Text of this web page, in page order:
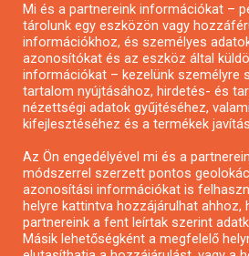
Pályázatírás civil szervezeteknek
Pályázatírás önkormányzatoknak
Pályázatfigyelés
Specifikus pályázatfigyelés vagy
Pályázatok magánszemélyeknek
Pályázatok civil szervezeteknek
Mi és a partnereink információkat –
tárolunk egy eszközön vagy
információkhoz, és személyes
azonosítókat és az eszköz által
információkat – kezelünk személyre
tartalom nyújtásához, hirdetés- és
nézettségi adatok gyűjtéséhez,
kifejlesztéséhez és a termékek
Az Ön engedélyével mi és a
módszerrel szerzett pontos
azonosítási információkat is
helyre kattintva hozzájárulhat ahhoz,
partnereink a fent leírtak szerint
Másik lehetőségként a megfelelő